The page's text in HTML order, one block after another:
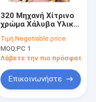
320 Μηχανή Χίτρινο
χρώμα Χάλυβα Υλικό
Τιμή:Negotiable price
MOQ:PC 1
Λάβετε την πιο πρόσφατη
Επικοινωνήστε